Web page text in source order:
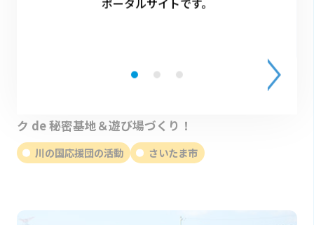
2026.01.31（土）
ク de 秘密基地＆遊び場づくり！
川の国応援団の活動 さいたま市